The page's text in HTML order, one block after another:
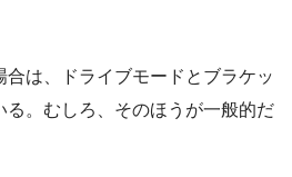
合は、ドライブモードとブラケッ
る。むしろ、そのほうが一般的だ